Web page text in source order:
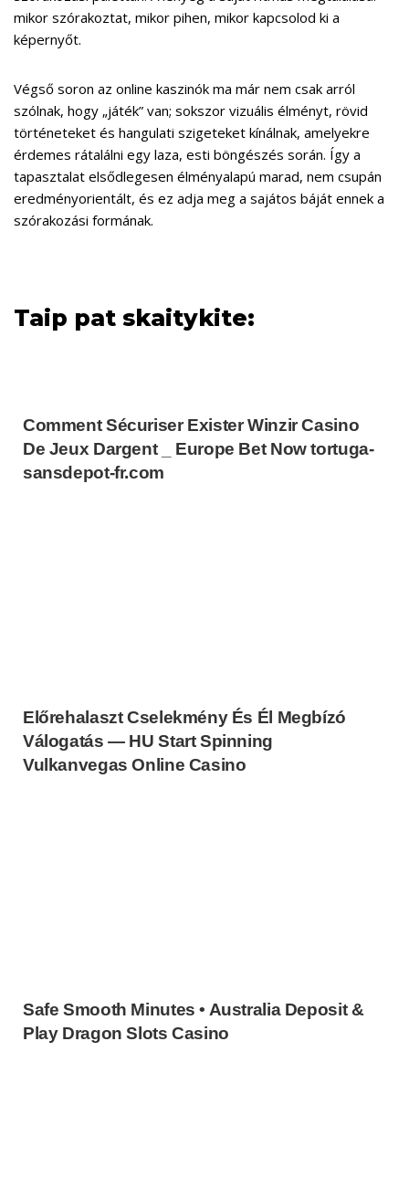
mikor szórakoztat, mikor pihen, mikor kapcsolod ki a
képernyőt.
Végső soron az online kaszinók ma már nem csak arról
szólnak, hogy „játék” van; sokszor vizuális élményt, rövid
történeteket és hangulati szigeteket kínálnak, amelyekre
érdemes rátalálni egy laza, esti böngészés során. Így a
tapasztalat elsődlegesen élményalapú marad, nem csupán
eredményorientált, és ez adja meg a sajátos báját ennek a
szórakozási formának.
Taip pat skaitykite:
Comment Sécuriser Exister Winzir Casino
De Jeux Dargent _ Europe Bet Now tortuga-
sansdepot-fr.com
Előrehalaszt Cselekmény És Él Megbízó
Válogatás — HU Start Spinning
Vulkanvegas Online Casino
Safe Smooth Minutes • Australia Deposit &
Play Dragon Slots Casino